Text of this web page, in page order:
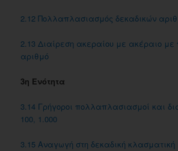
2.12 Πολλαπλασιασμός δεκαδικών
2.13 Διαίρεση ακεραίου με ακέραιο με
αριθμό
3η Ενότητα
3.14 Γρήγοροι πολλαπλασιασμοί και
100, 1.000
3.15 Αναγωγή στη δεκαδική